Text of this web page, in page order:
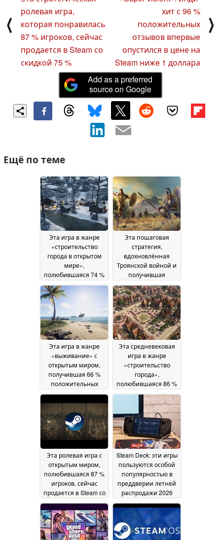
⟨
ролевая игра,
которая понравилась
87 % игроков, сейчас
продается в Steam со
скидкой 75 %
хит с 96 %
положительных
отзывов впервые
опустился в цене на
Steam ниже 1 доллара
⟩
Add as a preferred
source on Google
Ещё по теме
Эта игра в жанре
«строительство
города в открытом
мире»,
полюбившаяся 74 %
игроков, продается в
Steam со скидкой 50
%02 July 2026
Эта пошаговая
стратегия,
вдохновлённая
Троянской войной и
получившая
высокую оценку 71 %
игроков, продаётся в
Steam со скидкой 80
%01 July 2026
Эта игра в жанре
«выживание» с
открытым миром,
получившая 66 %
положительных
отзывов, продается в
Steam со скидкой 65
%
30 June 2026
Эта средневековая
игра в жанре
«строительство
города»,
полюбившаяся 86 %
игроков, сейчас
продается в Steam со
скидкой 50 %29 June
2026
Эта ролевая игра с
открытым миром,
полюбившаяся 87 %
игроков, сейчас
продается в Steam со
скидкой 86 %23 June
2026
Steam Deck: эти игры
пользуются особой
популярностью в
преддверии летней
распродажи 2026
года22 June 2026